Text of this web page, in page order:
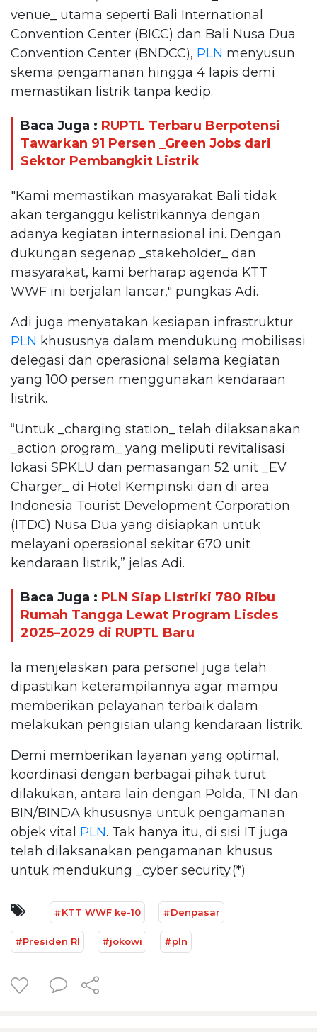
venue_ utama seperti Bali International
Convention Center (BICC) dan Bali Nusa Dua
Convention Center (BNDCC), PLN menyusun
skema pengamanan hingga 4 lapis demi
memastikan listrik tanpa kedip.
Baca Juga : RUPTL Terbaru Berpotensi
Tawarkan 91 Persen _Green Jobs dari
Sektor Pembangkit Listrik
"Kami memastikan masyarakat Bali tidak
akan terganggu kelistrikannya dengan
adanya kegiatan internasional ini. Dengan
dukungan segenap _stakeholder_ dan
masyarakat, kami berharap agenda KTT
WWF ini berjalan lancar," pungkas Adi.
Adi juga menyatakan kesiapan infrastruktur
PLN khususnya dalam mendukung mobilisasi
delegasi dan operasional selama kegiatan
yang 100 persen menggunakan kendaraan
listrik.
“Untuk _charging station_ telah dilaksanakan
_action program_ yang meliputi revitalisasi
lokasi SPKLU dan pemasangan 52 unit _EV
Charger_ di Hotel Kempinski dan di area
Indonesia Tourist Development Corporation
(ITDC) Nusa Dua yang disiapkan untuk
melayani operasional sekitar 670 unit
kendaraan listrik,” jelas Adi.
Baca Juga : PLN Siap Listriki 780 Ribu
Rumah Tangga Lewat Program Lisdes
2025–2029 di RUPTL Baru
Ia menjelaskan para personel juga telah
dipastikan keterampilannya agar mampu
memberikan pelayanan terbaik dalam
melakukan pengisian ulang kendaraan listrik.
Demi memberikan layanan yang optimal,
koordinasi dengan berbagai pihak turut
dilakukan, antara lain dengan Polda, TNI dan
BIN/BINDA khususnya untuk pengamanan
objek vital PLN. Tak hanya itu, di sisi IT juga
telah dilaksanakan pengamanan khusus
untuk mendukung _cyber security.(*)
#KTT WWF ke-10 #Denpasar
#Presiden RI #jokowi #pln